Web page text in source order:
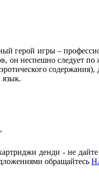
герой игры –
неспешно следует по
язык.
денди - не
обращайтесь